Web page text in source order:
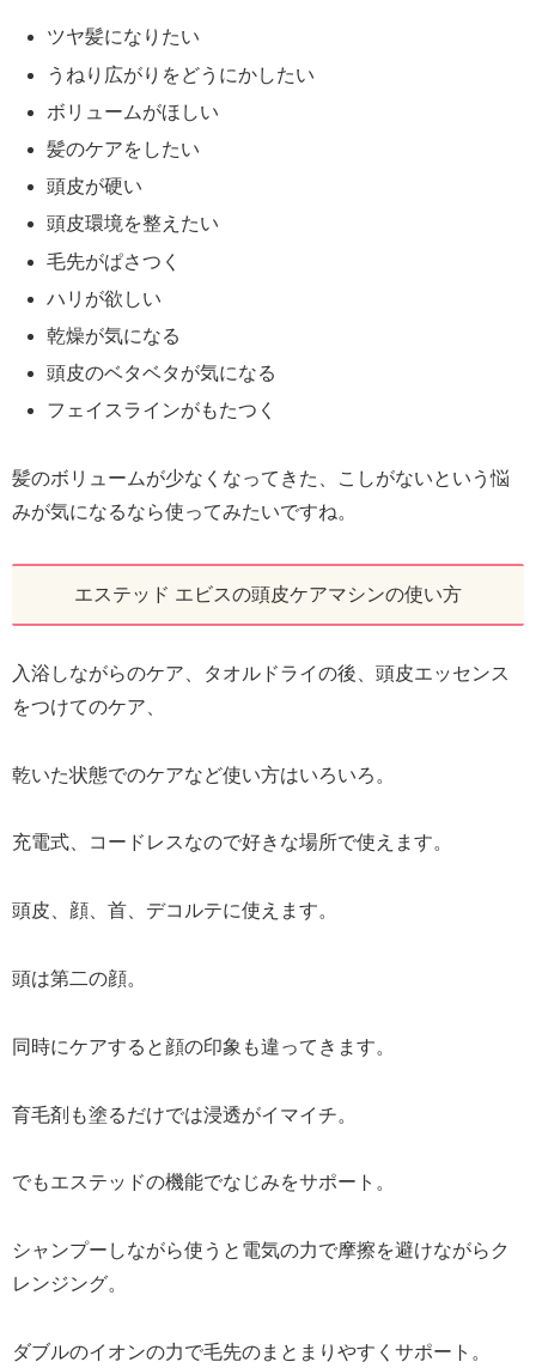
ツヤ髪になりたい
うねり広がりをどうにかしたい
ボリュームがほしい
髪のケアをしたい
頭皮が硬い
頭皮環境を整えたい
毛先がぱさつく
ハリが欲しい
乾燥が気になる
頭皮のベタベタが気になる
フェイスラインがもたつく
髪のボリュームが少なくなってきた、こしがないという悩
みが気になるなら使ってみたいですね。
エステッド エビスの頭皮ケアマシンの使い方
入浴しながらのケア、タオルドライの後、頭皮エッセンス
をつけてのケア、
乾いた状態でのケアなど使い方はいろいろ。
充電式、コードレスなので好きな場所で使えます。
頭皮、顔、首、デコルテに使えます。
頭は第二の顔。
同時にケアすると顔の印象も違ってきます。
育毛剤も塗るだけでは浸透がイマイチ。
でもエステッドの機能でなじみをサポート。
シャンプーしながら使うと電気の力で摩擦を避けながらク
レンジング。
ダブルのイオンの力で毛先のまとまりやすくサポート。